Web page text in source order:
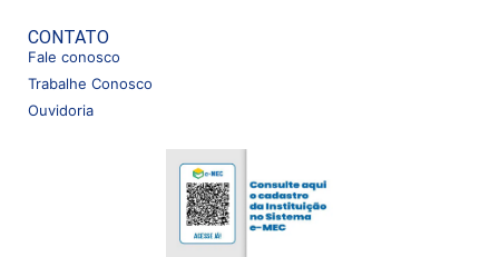
CONTATO
Fale conosco
Trabalhe Conosco
Ouvidoria